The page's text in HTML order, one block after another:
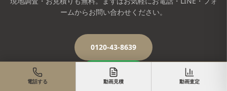
ームからお問い合わせください。
0120-43-8639
LINEで相談
電話する 動画見積 動画査定